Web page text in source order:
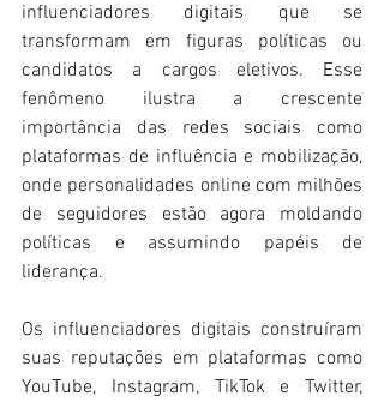
influenciadores digitais que se
transformam em figuras políticas ou
candidatos a cargos eletivos. Esse
fenômeno ilustra a crescente
importância das redes sociais como
plataformas de influência e mobilização,
onde personalidades online com milhões
de seguidores estão agora moldando
políticas e assumindo papéis de
liderança.
Os influenciadores digitais construíram
suas reputações em plataformas como
YouTube, Instagram, TikTok e Twitter,